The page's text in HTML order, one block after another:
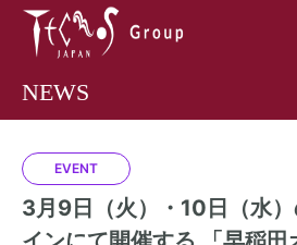
NEWS
EVENT
3月9日（火）・10日（水